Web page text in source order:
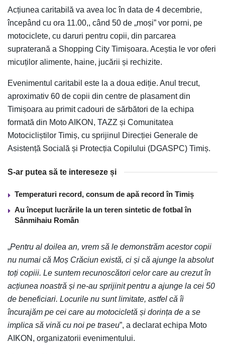
Acțiunea caritabilă va avea loc în data de 4 decembrie,
începând cu ora 11.00,, când 50 de „moși” vor porni, pe
motociclete, cu daruri pentru copii, din parcarea
supraterană a Shopping City Timișoara. Aceștia le vor oferi
micuților alimente, haine, jucării și rechizite.
Evenimentul caritabil este la a doua ediție. Anul trecut,
aproximativ 60 de copii din centre de plasament din
Timișoara au primit cadouri de sărbători de la echipa
formată din Moto AIKON, TAZZ și Comunitatea
Motocicliștilor Timiș, cu sprijinul Direcției Generale de
Asistență Socială și Protecția Copilului (DGASPC) Timiș.
S-ar putea să te intereseze și
Temperaturi record, consum de apă record în Timiș
Au început lucrările la un teren sintetic de fotbal în
Sânmihaiu Român
„Pentru al doilea an, vrem să le demonstrăm acestor copii
nu numai că Moș Crăciun există, ci și că ajunge la absolut
toți copiii. Le suntem recunoscători celor care au crezut în
acțiunea noastră și ne-au sprijinit pentru a ajunge la cei 50
de beneficiari. Locurile nu sunt limitate, astfel că îi
încurajăm pe cei care au motocicletă și dorința de a se
implica să vină cu noi pe traseu”, a declarat echipa Moto
AIKON, organizatorii evenimentului.